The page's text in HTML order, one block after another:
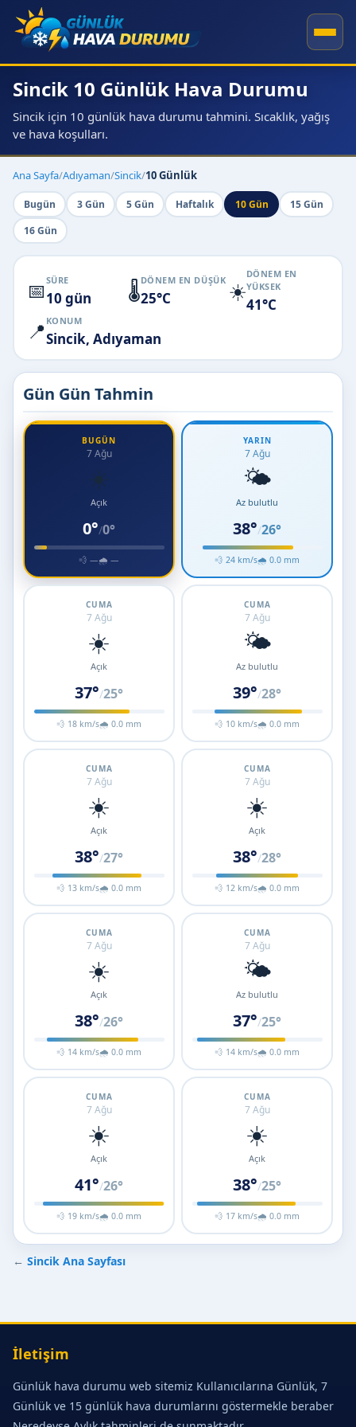
Sincik 10 Günlük Hava Durumu
Sincik için 10 günlük hava durumu tahmini. Sıcaklık, yağış
ve hava koşulları.
Ana Sayfa/Adıyaman/Sincik/10 Günlük
Bugün 3 Gün 5 Gün Haftalık 10 Gün
15 Gün
16 Gün
📅 SÜRE
10 gün 🌡️DÖNEM EN DÜŞÜK
25°C ☀️
DÖNEM EN
YÜKSEK
41°C
📍 KONUM
Sincik, Adıyaman
Gün Gün Tahmin
BUGÜN
7 Ağu
☀️
Açık
0°/0°
💨 —🌧 —
YARIN
7 Ağu
🌤️
Az bulutlu
38°/26°
💨 24 km/s🌧 0.0 mm
CUMA
7 Ağu
☀️
Açık
37°/25°
💨 18 km/s🌧 0.0 mm
CUMA
7 Ağu
🌤️
Az bulutlu
39°/28°
💨 10 km/s🌧 0.0 mm
CUMA
7 Ağu
☀️
Açık
38°/27°
💨 13 km/s🌧 0.0 mm
CUMA
7 Ağu
☀️
Açık
38°/28°
💨 12 km/s🌧 0.0 mm
CUMA
7 Ağu
☀️
Açık
38°/26°
💨 14 km/s🌧 0.0 mm
CUMA
7 Ağu
🌤️
Az bulutlu
37°/25°
💨 14 km/s🌧 0.0 mm
CUMA
7 Ağu
☀️
Açık
41°/26°
💨 19 km/s🌧 0.0 mm
CUMA
7 Ağu
☀️
Açık
38°/25°
💨 17 km/s🌧 0.0 mm
← Sincik Ana Sayfası
İletişim
Günlük hava durumu web sitemiz Kullanıcılarına Günlük, 7
Günlük ve 15 günlük hava durumlarını göstermekle beraber